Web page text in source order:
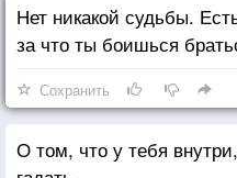
Нет никакой судьбы.
за что ты боишься
Сохранить
О том, что у тебя